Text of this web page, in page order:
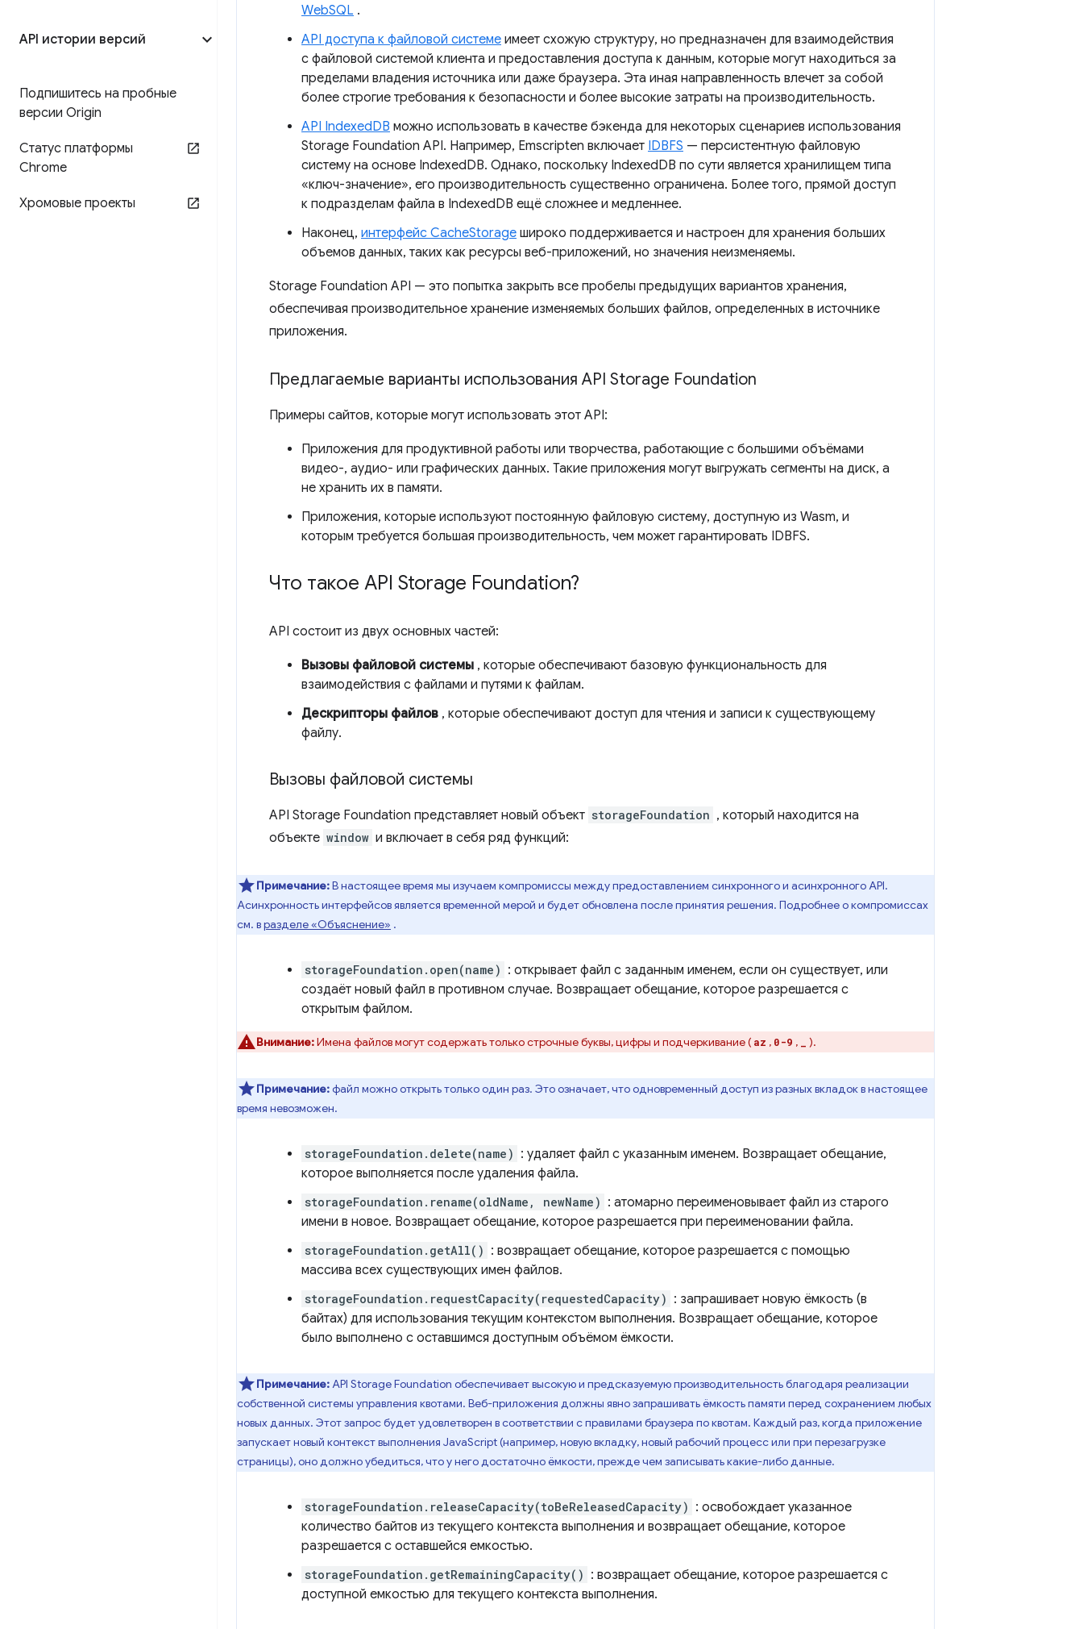
API истории версий
Подпишитесь на пробные
версии Origin
Статус платформы
Chrome
Хромовые проекты
WebSQL .
API доступа к файловой системе имеет схожую структуру, но предназначен для взаимодействия
с файловой системой клиента и предоставления доступа к данным, которые могут находиться за
пределами владения источника или даже браузера. Эта иная направленность влечет за собой
более строгие требования к безопасности и более высокие затраты на производительность.
API IndexedDB можно использовать в качестве бэкенда для некоторых сценариев использования
Storage Foundation API. Например, Emscripten включает IDBFS — персистентную файловую
систему на основе IndexedDB. Однако, поскольку IndexedDB по сути является хранилищем типа
«ключ-значение», его производительность существенно ограничена. Более того, прямой доступ
к подразделам файла в IndexedDB ещё сложнее и медленнее.
Наконец, интерфейс CacheStorage широко поддерживается и настроен для хранения больших
объемов данных, таких как ресурсы веб-приложений, но значения неизменяемы.
Storage Foundation API — это попытка закрыть все пробелы предыдущих вариантов хранения,
обеспечивая производительное хранение изменяемых больших файлов, определенных в источнике
приложения.
Предлагаемые варианты использования API Storage Foundation
Примеры сайтов, которые могут использовать этот API:
Приложения для продуктивной работы или творчества, работающие с большими объёмами
видео-, аудио- или графических данных. Такие приложения могут выгружать сегменты на диск, а
не хранить их в памяти.
Приложения, которые используют постоянную файловую систему, доступную из Wasm, и
которым требуется большая производительность, чем может гарантировать IDBFS.
Что такое API Storage Foundation?
API состоит из двух основных частей:
Вызовы файловой системы , которые обеспечивают базовую функциональность для
взаимодействия с файлами и путями к файлам.
Дескрипторы файлов , которые обеспечивают доступ для чтения и записи к существующему
файлу.
Вызовы файловой системы
API Storage Foundation представляет новый объект storageFoundation , который находится на
объекте window и включает в себя ряд функций:
Примечание:В настоящее время мы изучаем компромиссы между предоставлением синхронного и асинхронного API.
Асинхронность интерфейсов является временной мерой и будет обновлена после принятия решения. Подробнее о компромиссах
см. вразделе «Объяснение» .
storageFoundation.open(name) : открывает файл с заданным именем, если он существует, или
создаёт новый файл в противном случае. Возвращает обещание, которое разрешается с
открытым файлом.
Внимание:Имена файлов могут содержать только строчные буквы, цифры и подчеркивание ( az , 0-9 , ).
Примечание: файл можно открыть только один раз. Это означает, что одновременный доступ из разных вкладок в настоящее
время невозможен.
storageFoundation.delete(name) : удаляет файл с указанным именем. Возвращает обещание,
которое выполняется после удаления файла.
storageFoundation.rename(oldName, newName) : атомарно переименовывает файл из старого
имени в новое. Возвращает обещание, которое разрешается при переименовании файла.
storageFoundation.getAll() : возвращает обещание, которое разрешается с помощью
массива всех существующих имен файлов.
storageFoundation.requestCapacity(requestedCapacity) : запрашивает новую ёмкость (в
байтах) для использования текущим контекстом выполнения. Возвращает обещание, которое
было выполнено с оставшимся доступным объёмом ёмкости.
Примечание:API Storage Foundation обеспечивает высокую и предсказуемую производительность благодаря реализации
собственной системы управления квотами. Веб-приложения должны явно запрашивать ёмкость памяти перед сохранением любых
новых данных. Этот запрос будет удовлетворен в соответствии с правилами браузера по квотам. Каждый раз, когда приложение
запускает новый контекст выполнения JavaScript (например, новую вкладку, новый рабочий процесс или при перезагрузке
страницы), оно должно убедиться, что у него достаточно ёмкости, прежде чем записывать какие-либо данные.
storageFoundation.releaseCapacity(toBeReleasedCapacity) : освобождает указанное
количество байтов из текущего контекста выполнения и возвращает обещание, которое
разрешается с оставшейся емкостью.
storageFoundation.getRemainingCapacity() : возвращает обещание, которое разрешается с
доступной емкостью для текущего контекста выполнения.